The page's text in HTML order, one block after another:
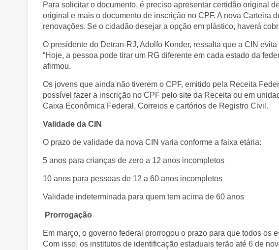
Para solicitar o documento, é preciso apresentar certidão original
original e mais o documento de inscrição no CPF. A nova Carteira
renovações. Se o cidadão desejar a opção em plástico, haverá
O presidente do Detran-RJ, Adolfo Konder, ressalta que a CIN
“Hoje, a pessoa pode tirar um RG diferente em cada estado da
afirmou.
Os jovens que ainda não tiverem o CPF, emitido pela Receita
possível fazer a inscrição no CPF pelo site da Receita ou em
Caixa Econômica Federal, Correios e cartórios de Registro Civil.
Validade da CIN
O prazo de validade da nova CIN varia conforme a faixa etária:
5 anos para crianças de zero a 12 anos incompletos
10 anos para pessoas de 12 a 60 anos incompletos
Validade indeterminada para quem tem acima de 60 anos
Prorrogação
Em março, o governo federal prorrogou o prazo para que todos os
Com isso, os institutos de identificação estaduais terão até 6 de